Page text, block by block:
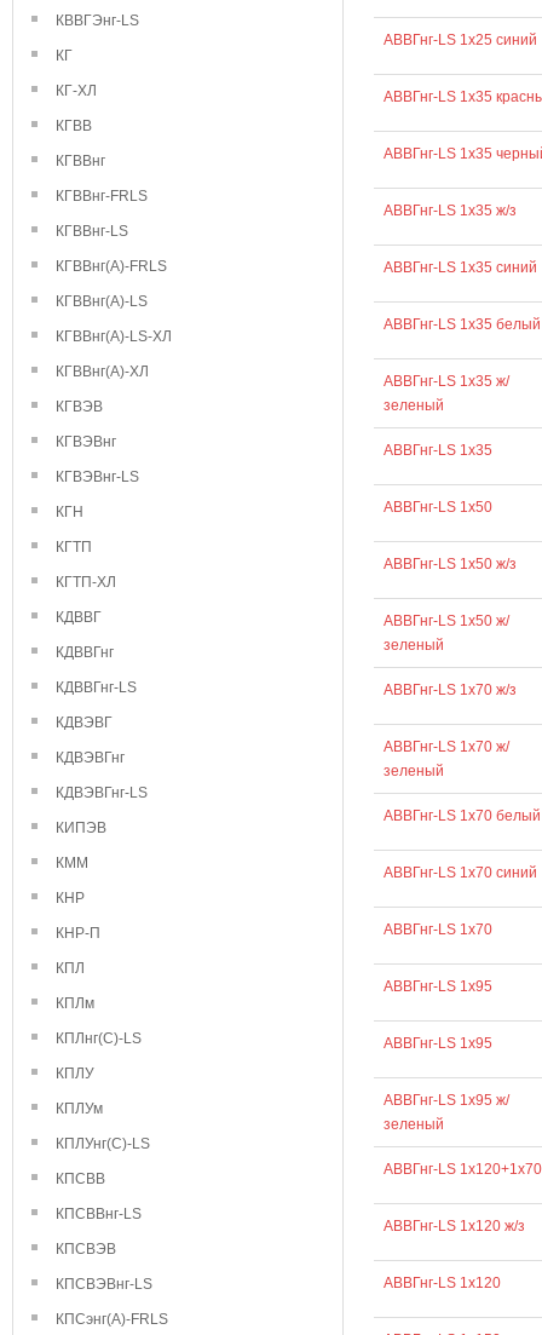
КВВГЭнг-LS
КГ
КГ-ХЛ
КГВВ
КГВВнг
КГВВнг-FRLS
КГВВнг-LS
КГВВнг(А)-FRLS
КГВВнг(А)-LS
КГВВнг(А)-LS-ХЛ
КГВВнг(А)-ХЛ
КГВЭВ
КГВЭВнг
КГВЭВнг-LS
КГН
КГТП
КГТП-ХЛ
КДВВГ
КДВВГнг
КДВВГнг-LS
КДВЭВГ
КДВЭВГнг
КДВЭВГнг-LS
КИПЭВ
КММ
КНР
КНР-П
КПЛ
КПЛм
КПЛнг(С)-LS
КПЛУ
КПЛУм
КПЛУнг(С)-LS
КПСВВ
КПСВВнг-LS
КПСВЭВ
КПСВЭВнг-LS
КПСэнг(А)-FRLS
АВВГнг-LS 1х25 синий
АВВГнг-LS 1х35
АВВГнг-LS 1х35
АВВГнг-LS 1х35 ж/з
АВВГнг-LS 1х35 синий
АВВГнг-LS 1х35 белый
АВВГнг-LS 1х35 ж/
зеленый
АВВГнг-LS 1х35
АВВГнг-LS 1х50
АВВГнг-LS 1х50 ж/з
АВВГнг-LS 1х50 ж/
зеленый
АВВГнг-LS 1х70 ж/з
АВВГнг-LS 1х70 ж/
зеленый
АВВГнг-LS 1х70 белый
АВВГнг-LS 1х70 синий
АВВГнг-LS 1х70
АВВГнг-LS 1х95
АВВГнг-LS 1x95
АВВГнг-LS 1х95 ж/
зеленый
АВВГнг-LS 1х120+1х70
АВВГнг-LS 1х120 ж/з
АВВГнг-LS 1х120